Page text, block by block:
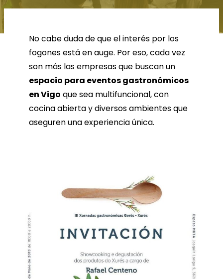
No cabe duda de que el interés por los
fogones está en auge. Por eso, cada vez
son más las empresas que buscan un
espacio para eventos gastronómicos
en Vigo que sea multifuncional, con
cocina abierta y diversos ambientes que
aseguren una experiencia única.